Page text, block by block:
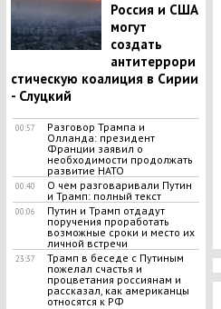
Россия и США
могут
создать
антитеррори
стическую коалиция в Сирии
- Слуцкий
00:57
​Разговор Трампа и
Олланда: президент
Франции заявил о
необходимости продолжать
развитие НАТО
00:40
О чем разговаривали Путин
и Трамп: полный текст
00:06
Путин и Трамп отдадут
поручения проработать
возможные сроки и место их
личной встречи
23:37
Трамп в беседе с Путиным
пожелал счастья и
процветания россиянам и
рассказал, как американцы
относятся к РФ